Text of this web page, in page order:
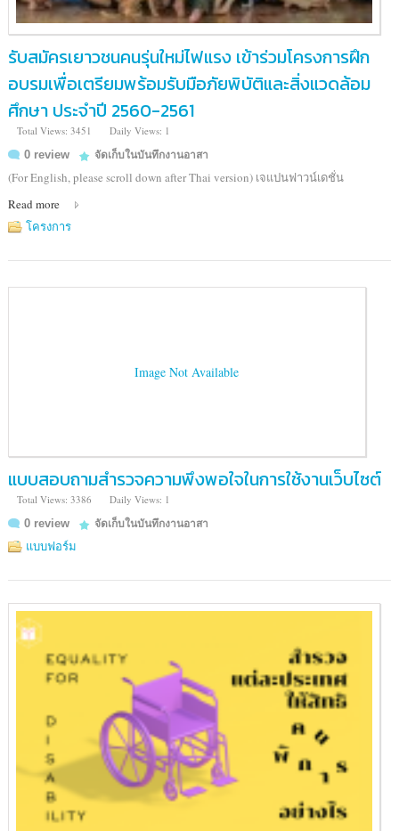
รับสมัครเยาวชนคนรุ่นใหม่ไฟแรง เข้าร่วมโครงการฝึก
อบรมเพื่อเตรียมพร้อมรับมือภัยพิบัติและสิ่งแวดล้อม
ศึกษา ประจำปี 2560-2561
Total Views: 3451
Daily Views: 1
0 review
จัดเก็บในบันทึกงานอาสา
(For English, please scroll down after Thai version) เจแปนฟาวน์เดชั่น
Read more
โครงการ
Image Not Available
แบบสอบถามสำรวจความพึงพอใจในการใช้งานเว็บไซต์
Total Views: 3386
Daily Views: 1
0 review
จัดเก็บในบันทึกงานอาสา
แบบฟอร์ม